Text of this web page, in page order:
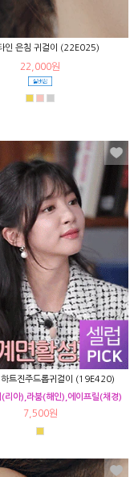
인 은침 귀걸이 (22E025)
22,000원
하트진주드롭귀걸이 (19E420)
리아),라붐(해인),에이프릴(채경)
7,500원